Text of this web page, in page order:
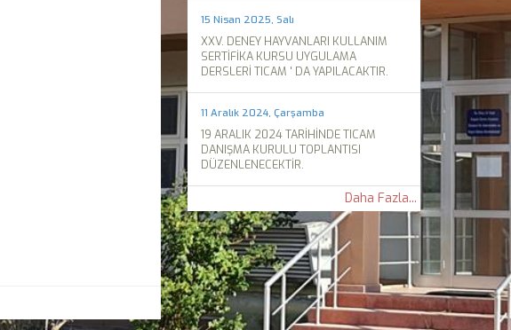
15 Nisan 2025, Salı
XXV. DENEY HAYVANLARI KULLANIM
SERTİFİKA KURSU UYGULAMA
DERSLERİ TICAM ' DA YAPILACAKTIR.
11 Aralık 2024, Çarşamba
19 ARALIK 2024 TARİHİNDE TICAM
DANIŞMA KURULU TOPLANTISI
DÜZENLENECEKTİR.
Daha Fazla...